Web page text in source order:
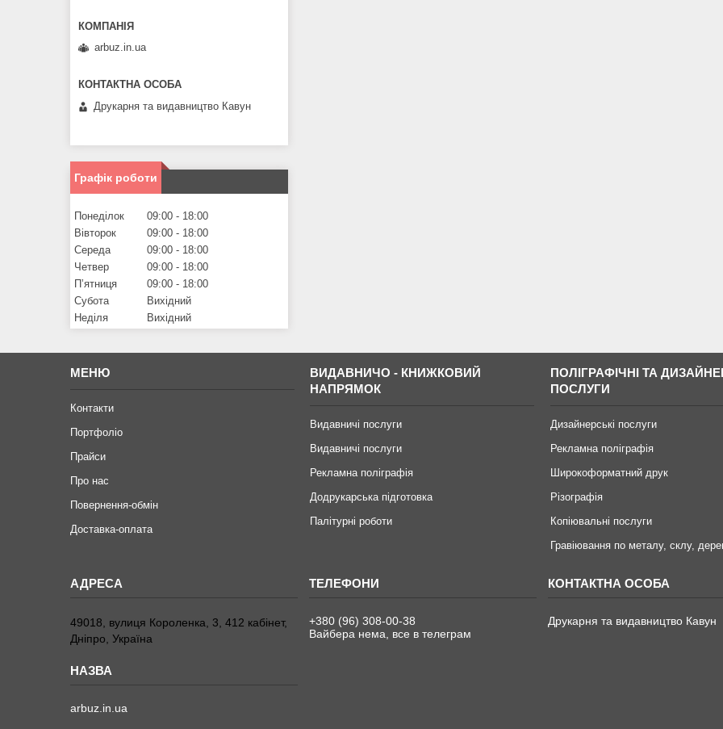
arbuz.in.ua
Друкарня та видавництво Кавун
Графік роботи
Понеділок 09:00
18:00
Вівторок
09:00
18:00
Середа
09:00
18:00
Четвер
09:00
18:00
Пʼятниця
09:00
18:00
Субота
Вихідний
Неділя
Вихідний
МЕНЮ
Контакти
Портфоліо
Прайси
Про нас
Повернення-обмін
Доставка-оплата
ВИДАВНИЧО - КНИЖКОВИЙ
НАПРЯМОК
Видавничі послуги
Видавничі послуги
Рекламна поліграфія
Додрукарська підготовка
Палітурні роботи
ПОЛІГРАФІЧНІ ТА
ПОСЛУГИ
Дизайнерські послуги
Рекламна поліграфія
Широкоформатний друк
Різографія
Копіювальні послуги
Гравіювання по металу, склу,
49018, вулиця Короленка, 3, 412 кабінет,
Дніпро, Україна
arbuz.in.ua
+380 (96) 308-00-38
Вайбера нема, все в телеграм
Друкарня та видавництво Кавун